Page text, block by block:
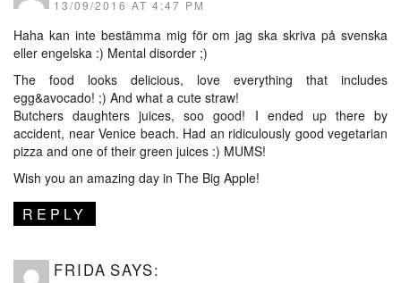
13/09/2016 AT 4:47 PM
Haha kan inte bestämma mig för om jag ska skriva på svenska
eller engelska :) Mental disorder ;)
The food looks delicious, love everything that includes
egg&avocado! ;) And what a cute straw!
Butchers daughters juices, soo good! I ended up there by
accident, near Venice beach. Had an ridiculously good vegetarian
pizza and one of their green juices :) MUMS!
Wish you an amazing day in The Big Apple!
REPLY
FRIDA SAYS: